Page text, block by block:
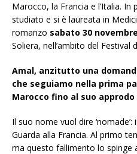
Marocco, la Francia e l’Italia.
studiato e si è laureata in
romanzo sabato 30 novembre
Soliera, nell’ambito del Festival
Amal, anzitutto una
che seguiamo nella prima
Marocco fino al suo approdo
Il suo nome vuol dire
Guarda alla Francia. Al primo
ma questo fallimento lo spinge